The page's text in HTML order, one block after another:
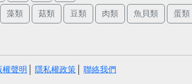
藻類 菇類 豆類 肉類 魚貝類 蛋類
權聲明 隱私權政策 聯絡我們